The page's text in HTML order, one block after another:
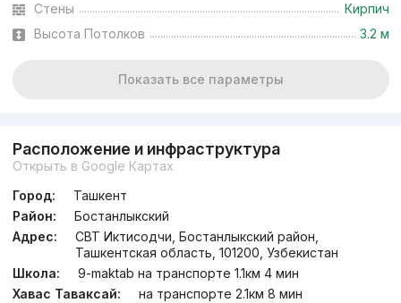
Стены
Кирпич
Высота Потолков
3.2 м
Показать все параметры
Расположение и инфраструктура
Открыть в Google Картах
Город:
Ташкент
Район:
Бостанлыкский
Адрес:
СВТ Иктисодчи, Бостанлыкский район,
Ташкентская область, 101200, Узбекистан
Школа:
9-maktab на транспорте 1.1км 4 мин
Хавас Таваксай:
на транспорте 2.1км 8 мин